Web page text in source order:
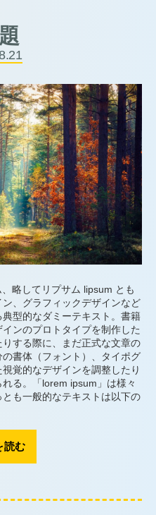
略してリプサム lipsum とも
、グラフィックデザインなど
型的なダミーテキスト。書籍
ンのプロトタイプを制作した
する際に、まだ正式な文章の
書体（フォント）、タイポグ
覚的なデザインを調整したり
る。「lorem ipsum」は様々
も一般的なテキストは以下の
読む